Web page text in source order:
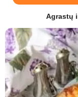
Agrastų